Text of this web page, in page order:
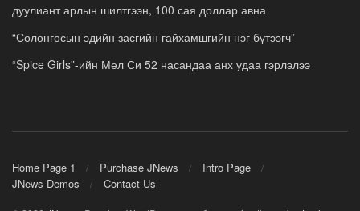
дуулиант арлын шилтгээн, 100 сая доллар авна
“Солонгосын эдийн засгийн гайхамшгийн нэг бүтээгч”
“Spice Girls”-ийн Мел Си 52 насандаа анх удаа гэрлэлээ
Home Page 1 Purchase JNews
Intro Page
JNews Demos
Contact Us